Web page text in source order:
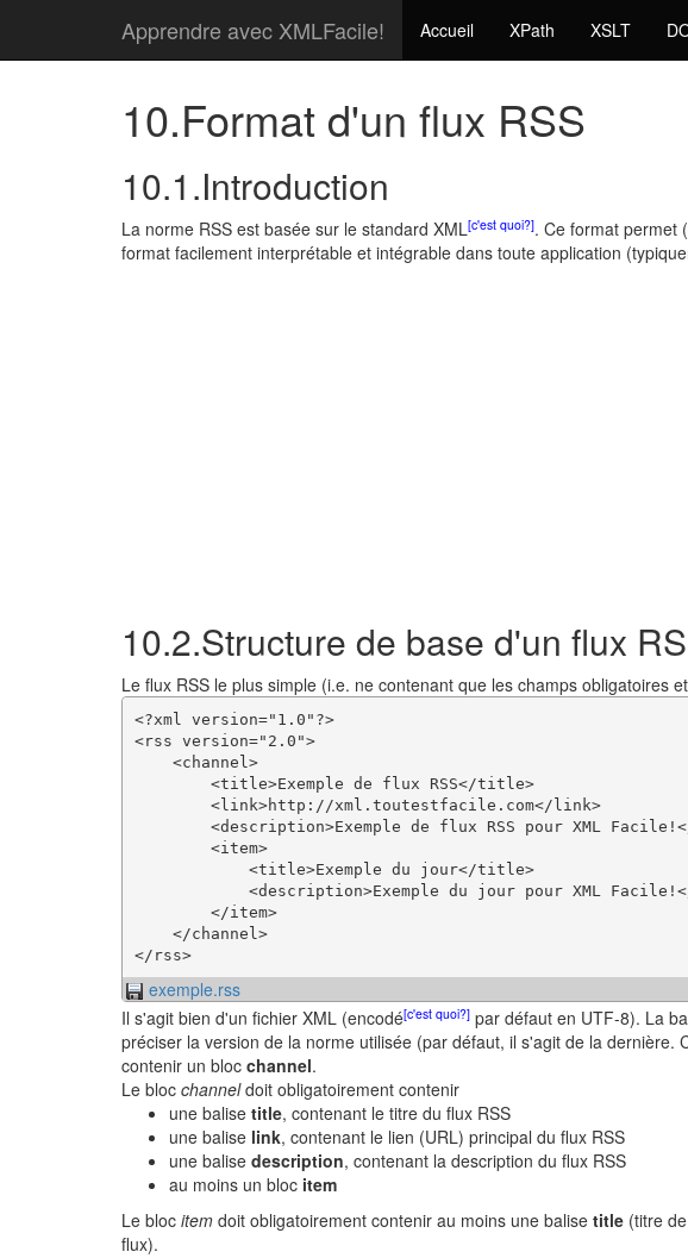
Apprendre avec XMLFacile! Accueil XPath XSLT
10.Format d'un flux RSS
10.1.Introduction
La norme RSS est basée sur le standard XML[c'est quoi?]. Ce format permet
format facilement interprétable et intégrable dans toute application
10.2.Structure de base d'un flux
Le flux RSS le plus simple (i.e. ne contenant que les champs obligatoires
<?xml version="1.0"?>
<rss version="2.0">
    <channel>
        <title>Exemple de flux RSS</title>
        <link>http://xml.toutestfacile.com</link>
<description>Exemple de flux RSS pour XML
        <item>
            <title>Exemple du jour</title>
<description>Exemple du jour pour XML
        </item>
    </channel>
</rss>
exemple.rss
Il s'agit bien d'un fichier XML (encodé[c'est quoi?] par défaut en UTF-8). La
préciser la version de la norme utilisée (par défaut, il s'agit de la dernière.
contenir un bloc channel.
Le bloc channeldoit obligatoirement contenir
une balise title, contenant le titre du flux RSS
une balise link, contenant le lien (URL) principal du flux RSS
une balise description, contenant la description du flux RSS
au moins un bloc item
Le bloc item doit obligatoirement contenir au moins une balise title (titre
flux).